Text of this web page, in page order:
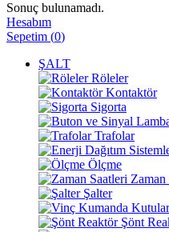
Sonuç bulunamadı.
Hesabım
Sepetim (0)
ŞALT
Röleler
Kontaktör
Sigorta
Trafolar
Ölçme
Zaman
Şalter
Şönt